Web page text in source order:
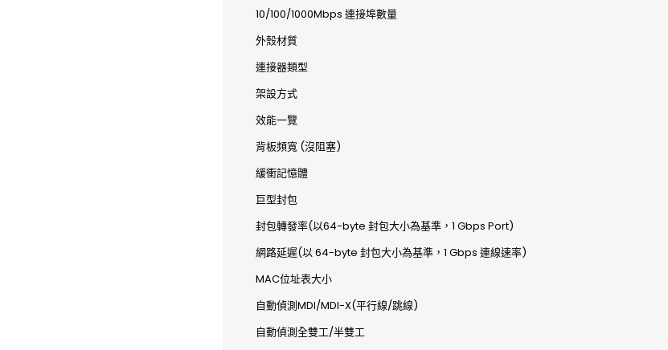
10/100/1000Mbps 連接埠數量
外殼材質
連接器類型
架設方式
效能一覽
背板頻寬 (沒阻塞)
緩衝記憶體
巨型封包
封包轉發率(以64-byte 封包大小為基準，1 Gbps Port)
網路延遲(以 64-byte 封包大小為基準，1 Gbps 連線速率)
MAC位址表大小
自動偵測MDI/MDI-X(平行線/跳線)
自動偵測全雙工/半雙工